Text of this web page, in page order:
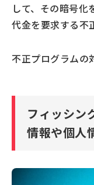
して、その暗号
代金を要求する不
不正プログラムの
フィッシン
情報や個人